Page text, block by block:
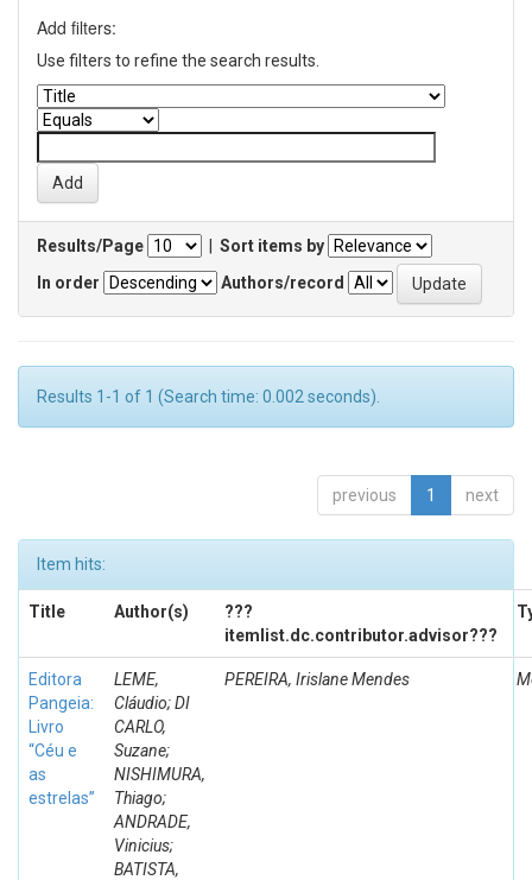
Add filters:
Use filters to refine the search results.
Results/Page
Sort items by
In order
Authors/record
Results 1-1 of 1 (Search time: 0.002 seconds).
previous 1 next
Item hits:
Title Author(s)
???
itemlist.dc.contributor.advisor???
Editora
Pangeia:
Livro
“Céu e
as
estrelas”
LEME,
Cláudio; DI
CARLO,
Suzane;
NISHIMURA,
Thiago;
ANDRADE,
Vinicius;
BATISTA,
PEREIRA, Irislane Mendes